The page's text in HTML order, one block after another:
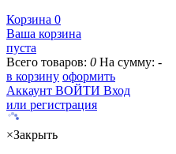
Корзина 0
Ваша корзина
пуста
Всего товаров: 0 На сумму: -
в корзину оформить
Аккаунт ВОЙТИ Вход
или регистрация
×Закрыть